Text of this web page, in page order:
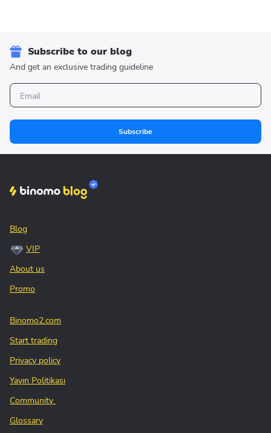
Subscribe to our blog
And get an exclusive trading guideline
Subscribe
Blog
VIP
About us
Promo
Binomo2.com
Start trading
Privacy policy
Yayın Politikası
Community
Glossary